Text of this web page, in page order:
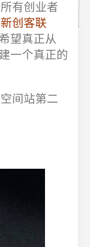
有创业者
新创客联
望真正从
一个真正的
间站第二